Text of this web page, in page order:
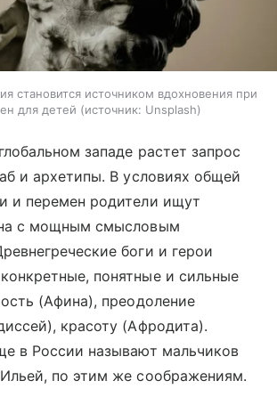
становится источником вдохновения при
для детей
источник: Unsplash
западе растет запрос
и архетипы. В условиях общей
и перемен родители ищут
с мощным смысловым
боги и герои
понятные и сильные
(Афина), преодоление
красоту (Афродита).
в России называют мальчиков
по этим же соображениям.